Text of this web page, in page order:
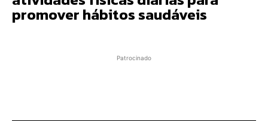
promover hábitos saudáveis
Patrocinado